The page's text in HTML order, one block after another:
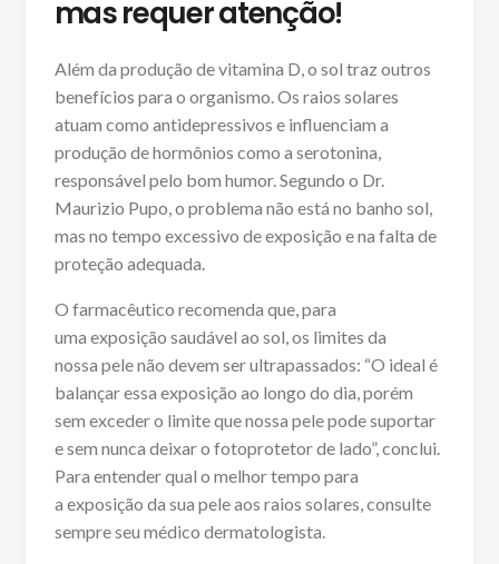
mas requer atenção!
Além da produção de vitamina D, o sol traz outros
benefícios para o organismo. Os raios solares
atuam como antidepressivos e influenciam a
produção de hormônios como a serotonina,
responsável pelo bom humor. Segundo o Dr.
Maurizio Pupo, o problema não está no banho sol,
mas no tempo excessivo de exposição e na falta de
proteção adequada.
O farmacêutico recomenda que, para
uma exposição saudável ao sol, os limites da
nossa pele não devem ser ultrapassados: “O ideal é
balançar essa exposição ao longo do dia, porém
sem exceder o limite que nossa pele pode suportar
e sem nunca deixar o fotoprotetor de lado”, conclui.
Para entender qual o melhor tempo para
a exposição da sua pele aos raios solares, consulte
sempre seu médico dermatologista.